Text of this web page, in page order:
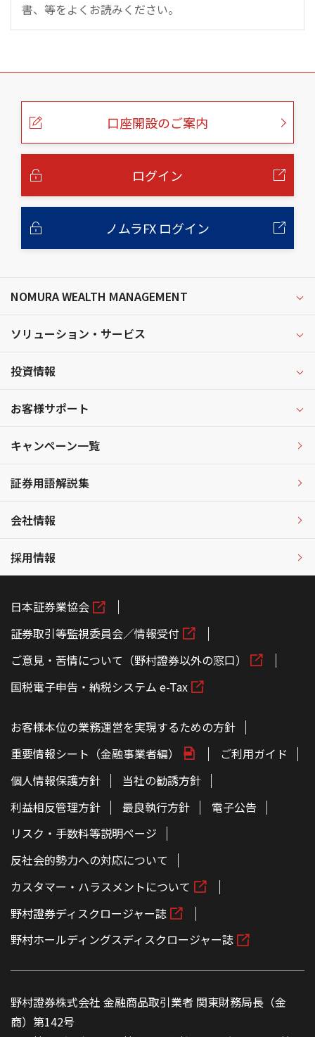
書、等をよくお読みください。
こ
口座開設のご案内
ログイン
ノムラFX ログイン
NOMURA WEALTH MANAGEMENT
ソリューション・サービス
投資情報
お客様サポート
キャンペーン一覧
証券用語解説集
会社情報
採用情報
日本証券業協会
証券取引等監視委員会／情報受付
ご意見・苦情について（野村證券以外の窓口）
国税電子申告・納税システム e-Tax
お客様本位の業務運営を実現するための方針
重要情報シート（金融事業者編）
ご利用ガイド
個人情報保護方針
当社の勧誘方針
利益相反管理方針
最良執行方針
電子公告
リスク・手数料等説明ページ
反社会的勢力への対応について
カスタマー・ハラスメントについて
野村證券ディスクロージャー誌
野村ホールディングスディスクロージャー誌
野村證券株式会社 金融商品取引業者 関東財務局長（金
商）第142号